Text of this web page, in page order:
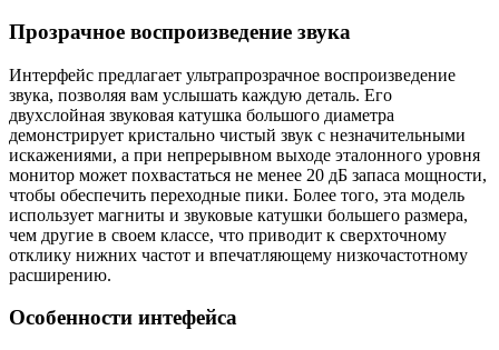
Прозрачное воспроизведение звука
Интерфейс предлагает ультрапрозрачное воспроизведение
звука, позволяя вам услышать каждую деталь. Его
двухслойная звуковая катушка большого диаметра
демонстрирует кристально чистый звук с незначительными
искажениями, а при непрерывном выходе эталонного уровня
монитор может похвастаться не менее 20 дБ запаса мощности,
чтобы обеспечить переходные пики. Более того, эта модель
использует магниты и звуковые катушки большего размера,
чем другие в своем классе, что приводит к сверхточному
отклику нижних частот и впечатляющему низкочастотному
расширению.
Особенности интефейса